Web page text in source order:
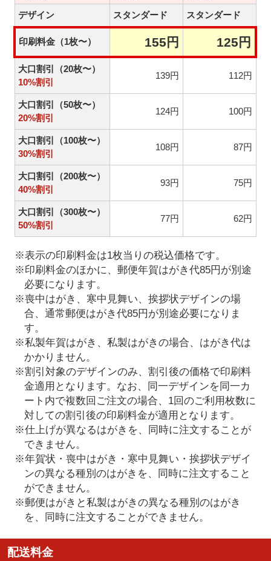
デザイン
スタンダード スタンダード
印刷料金（1枚〜） 155円 125円
大口割引（20枚〜）
10%割引
139円 112円
大口割引（50枚〜）
20%割引
124円 100円
大口割引（100枚〜）
30%割引
108円 87円
大口割引（200枚〜）
40%割引
93円 75円
大口割引（300枚〜）
50%割引
77円 62円
※表示の印刷料金は1枚当りの税込価格です。
※印刷料金のほかに、郵便年賀はがき代85円が別途
必要になります。
※喪中はがき、寒中見舞い、挨拶状デザインの場
合、通常郵便はがき代85円が別途必要になりま
す。
※私製年賀はがき、私製はがきの場合、はがき代は
かかりません。
※割引対象のデザインのみ、割引後の価格で印刷料
金適用となります。なお、同一デザインを同一カ
ート内で複数回ご注文の場合、1回のご利用枚数に
対しての割引後の印刷料金が適用となります。
※仕上げが異なるはがきを、同時に注文することが
できません。
※年賀状・喪中はがき・寒中見舞い・挨拶状デザイ
ンの異なる種別のはがきを、同時に注文すること
ができません。
※郵便はがきと私製はがきの異なる種別のはがき
を、同時に注文することができません。
配送料金